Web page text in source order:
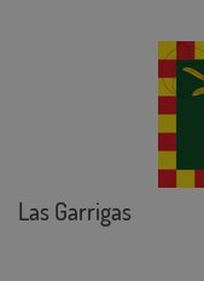
Las Garrigas